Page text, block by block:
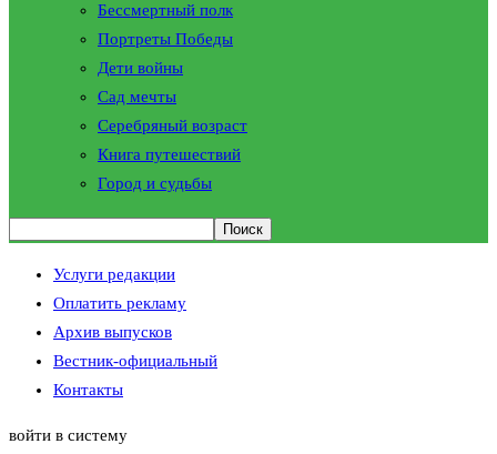
Бессмертный полк
Портреты Победы
Дети войны
Сад мечты
Серебряный возраст
Книга путешествий
Город и судьбы
Услуги редакции
Оплатить рекламу
Архив выпусков
Вестник-официальный
Контакты
войти в систему